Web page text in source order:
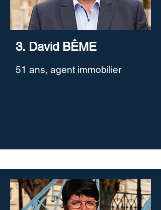
3. David BÊME
51 ans, agent immobilier